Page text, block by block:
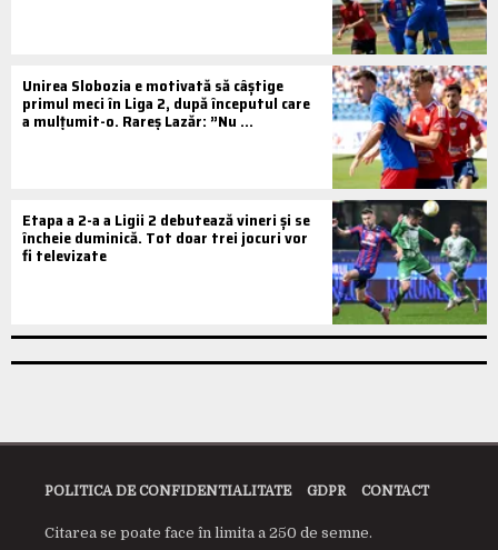
Unirea Slobozia e motivată să câștige
primul meci în Liga 2, după începutul care
a mulțumit-o. Rareș Lazăr: ”Nu ...
Etapa a 2-a a Ligii 2 debutează vineri și se
încheie duminică. Tot doar trei jocuri vor
fi televizate
POLITICA DE CONFIDENTIALITATE GDPR CONTACT
Citarea se poate face în limita a 250 de semne.